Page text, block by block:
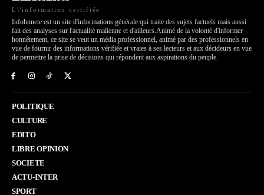
L\'information certifiée
Infohnnete est un site d'informations générale qui traite des sujets factuels mais aussi
fait des analyses sur l'actualité malienne et d'ailleurs.Animé de la volonté d'informer
honnêtement, ce site se veut un média professionnel, animé par des professionnels en
vue de fournir des informations vérifiée et vraies à ses lecteurs et aux décideurs en vue
de permettre la prise de décisions qui répondent aux aspirations du peuple.
POLITIQUE
CULTURE
EDITO
LIBRE OPINION
SOCIETE
ACTU-INTER
SPORT